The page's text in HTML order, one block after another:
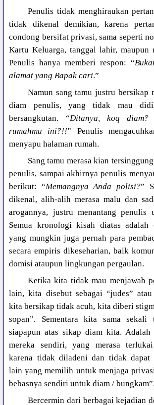
Penulis tidak menghiraukan
tidak dikenal demikian, karena
condong bersifat privasi, sama seperti
Kartu Keluarga, tanggal lahir, maupun
Penulis hanya memberi respon: “
alamat yang Bapak cari.”
Namun sang tamu justru bersikap
diam penulis, yang tidak mau
bersangkutan. “Ditanya, koq diam?
rumahmu ini?!!” Penulis
menyapu halaman rumah.
Sang tamu merasa kian
penulis, sampai akhirnya penulis
berikut: “Memangnya Anda polisi?”
dikenal, alih-alih merasa malu dan
arogannya, justru menantang penulis
Semua kronologi kisah diatas adalah
yang mungkin juga pernah para
secara empiris dikeseharian, baik
domisi ataupun lingkungan pergaulan.
Ketika kita tidak mau menjawab
lain, kita disebut sebagai “judes”
kita bersikap tidak acuh, kita diberi
sopan”. Sementara kita sama sekali
siapapun atas sikap diam kita.
mereka sendiri, yang merasa
karena tidak diladeni dan tidak dapat
lain yang memilih untuk menjaga
bebasnya sendiri untuk diam / bungkam”.
Bercermin dari berbagai kejadian